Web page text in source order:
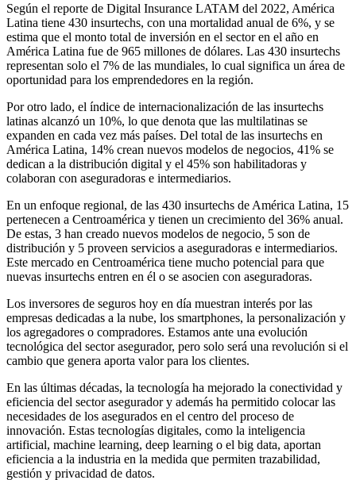
Según el reporte de Digital Insurance LATAM del 2022, América
Latina tiene 430 insurtechs, con una mortalidad anual de 6%, y se
estima que el monto total de inversión en el sector en el año en
América Latina fue de 965 millones de dólares. Las 430 insurtechs
representan solo el 7% de las mundiales, lo cual significa un área de
oportunidad para los emprendedores en la región.
Por otro lado, el índice de internacionalización de las insurtechs
latinas alcanzó un 10%, lo que denota que las multilatinas se
expanden en cada vez más países. Del total de las insurtechs en
América Latina, 14% crean nuevos modelos de negocios, 41% se
dedican a la distribución digital y el 45% son habilitadoras y
colaboran con aseguradoras e intermediarios.
En un enfoque regional, de las 430 insurtechs de América Latina, 15
pertenecen a Centroamérica y tienen un crecimiento del 36% anual.
De estas, 3 han creado nuevos modelos de negocio, 5 son de
distribución y 5 proveen servicios a aseguradoras e intermediarios.
Este mercado en Centroamérica tiene mucho potencial para que
nuevas insurtechs entren en él o se asocien con aseguradoras.
Los inversores de seguros hoy en día muestran interés por las
empresas dedicadas a la nube, los smartphones, la personalización y
los agregadores o compradores. Estamos ante una evolución
tecnológica del sector asegurador, pero solo será una revolución si el
cambio que genera aporta valor para los clientes.
En las últimas décadas, la tecnología ha mejorado la conectividad y
eficiencia del sector asegurador y además ha permitido colocar las
necesidades de los asegurados en el centro del proceso de
innovación. Estas tecnologías digitales, como la inteligencia
artificial, machine learning, deep learning o el big data, aportan
eficiencia a la industria en la medida que permiten trazabilidad,
gestión y privacidad de datos.